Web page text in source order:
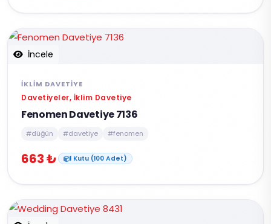
İncele
İKLIM DAVETIYE
Davetiyeler, İklim Davetiye
Fenomen Davetiye 7136
#düğün #davetiye #fenomen
663 ₺ 1 Kutu (100 Adet)